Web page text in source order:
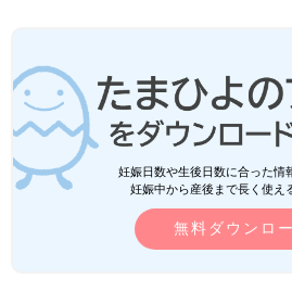
妊娠日数や生後日数に合った情
妊娠中から産後まで長く使え
無料ダウンロ